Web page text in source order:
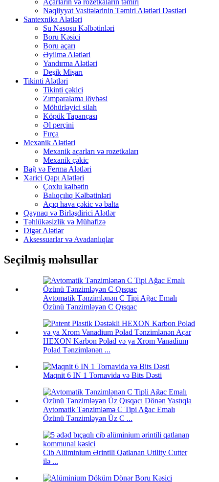
Nəqliyyat Vasitələrinin Təmiri Alətləri Dəstləri
Santexnika Alətləri
Su Nasosu Kəlbətinləri
Boru Kəsici
Boru açarı
Əyilmə Alətləri
Yandırma Alətləri
Deşik Mişarı
Tikinti Alətləri
Tikinti çəkici
Zımparalama lövhəsi
Möhürləyici silah
Köpük Tapançası
Əl perçini
Fırça
Mexanik Alətləri
Mexanik açarları və rozetkaları
Mexanik çəkic
Bağ və Ferma Alətləri
Xarici Qapı Alətləri
Çoxlu kəlbətin
Balıqçılıq Kəlbətinləri
Açıq hava çəkic və balta
Qaynaq və Birləşdirici Alətlər
Təhlükəsizlik və Mühafizə
Digər Alətlər
Aksessuarlar və Avadanlıqlar
Seçilmiş məhsullar
Avtomatik Tənzimlənən C Tipi Ağac Emalı
Özünü Tənzimləyən C Qısqac
HEXON Karbon Polad və ya Xrom Vanadium
Polad Tənzimlənən ...
Maqnit 6 IN 1 Tornavida və Bits Dəsti
Avtomatik Tənzimləmə C Tipi Ağac Emalı
Özünü Tənzimləyən Üz C ...
Cib Alüminium Ərintili Qatlanan Utility Cutter
ilə ...